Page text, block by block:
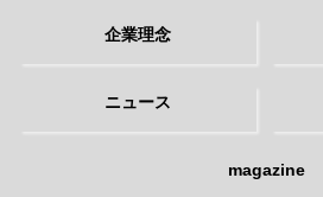
企業理念
ニュース
magazine